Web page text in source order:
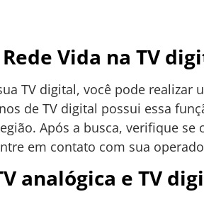
Vida na TV
TV digital, você pode
de TV digital possui essa
Após a busca, verifique se
em contato com sua
analógica e TV